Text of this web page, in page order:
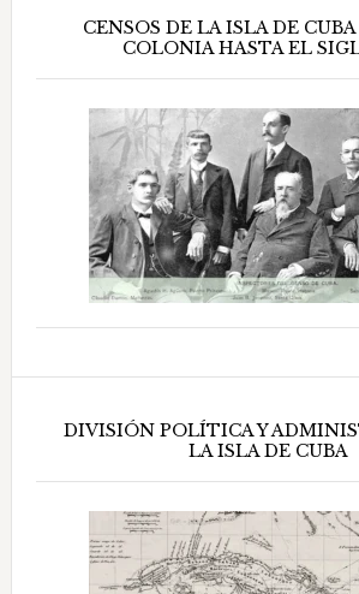
CENSOS DE LA ISLA DE
COLONIA HASTA EL
DIVISIÓN POLÍTICA Y
LA ISLA DE CUBA